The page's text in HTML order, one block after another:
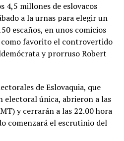
4,5 millones de eslovacos
a la urnas para elegir un
escaños, en unos comicios
favorito el controvertido
y prorruso Robert
de Eslovaquia, que
única, abrieron a las
y cerrarán a las 22.00 hora
comenzará el escrutinio del